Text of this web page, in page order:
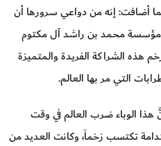
أضافت: إنه من دواعي سرورها أن
ومؤسسة محمد بن راشد آل مكتوم
هذه الشراكة الفريدة والمتميزة
التي مر بها العالم.
الوباء ضرب العالم في وقت
تكتسب زخماً، وكانت العديد من